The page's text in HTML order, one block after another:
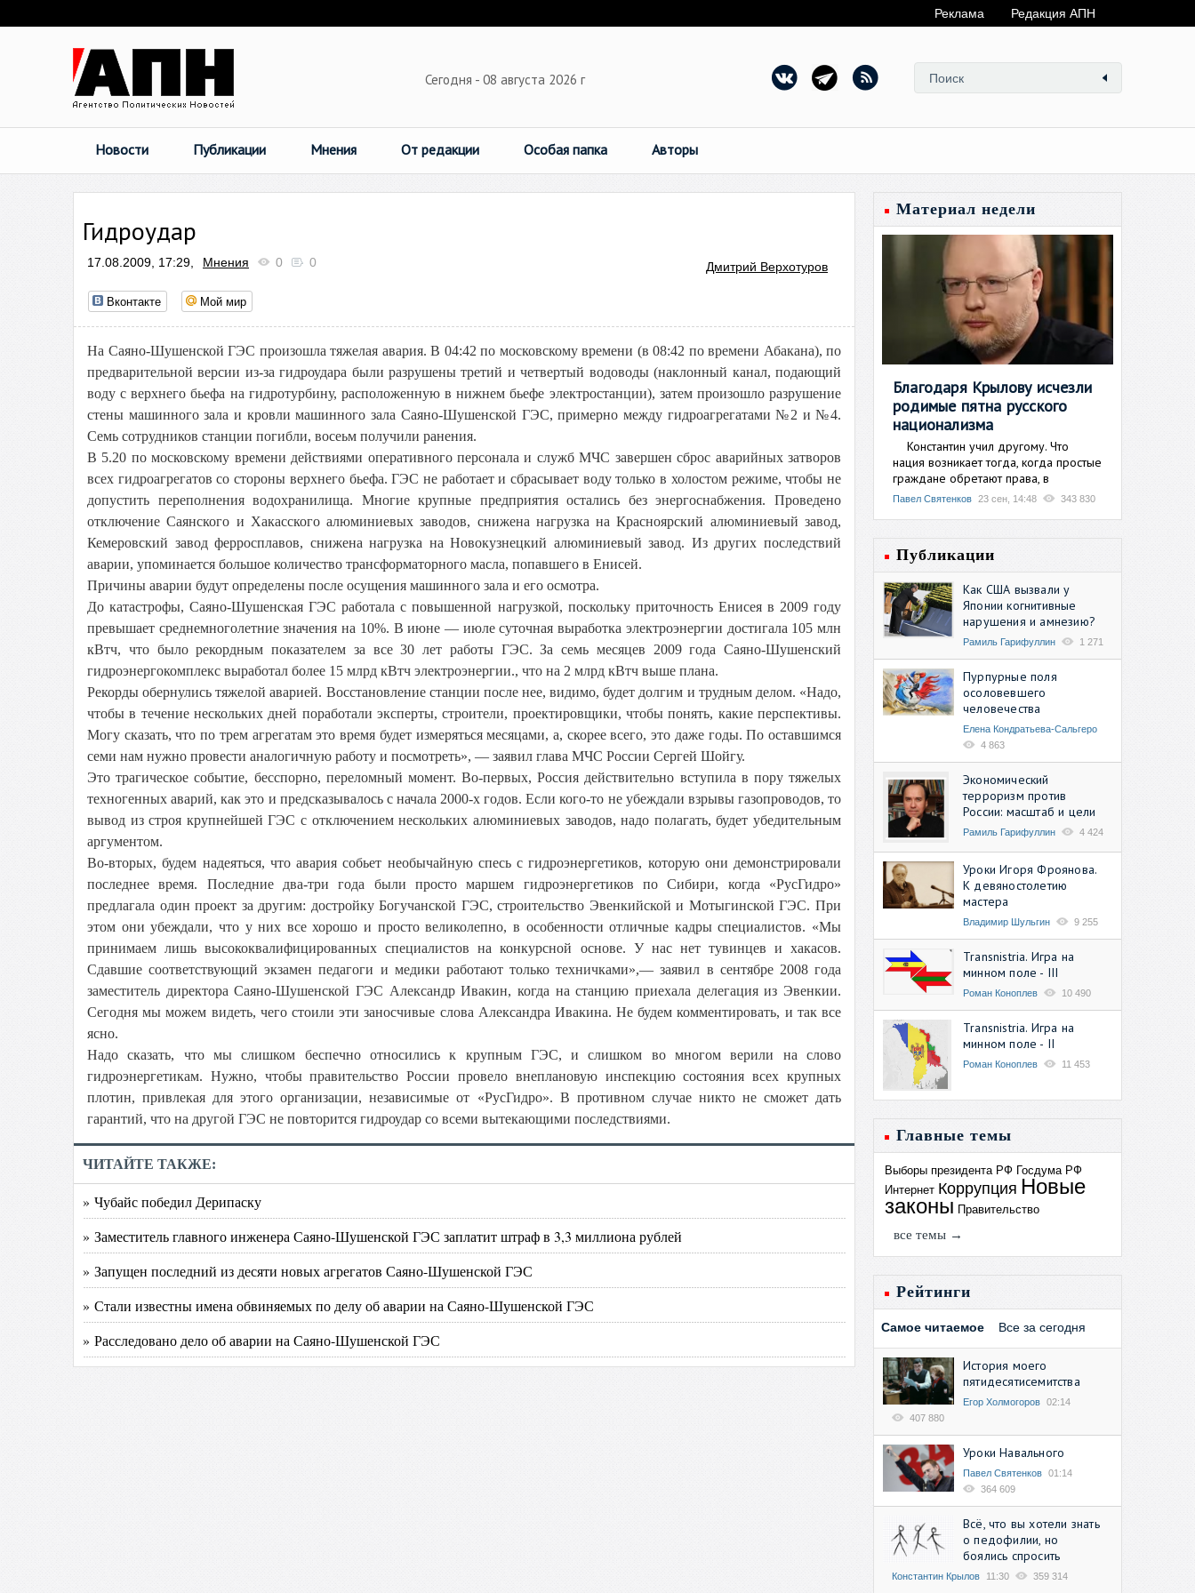
Реклама Редакция АПН
Сегодня - 08 августа 2026 г
Новости Публикации Мнения От редакции Особая папка Авторы
Гидроудар
17.08.2009, 17:29, Мнения 0 0 Дмитрий Верхотуров
Вконтакте Мой мир
На Саяно-Шушенской ГЭС произошла тяжелая авария. В 04:42 по московскому времени (в 08:42 по времени Абакана), по
предварительной версии из-за гидроудара были разрушены третий и четвертый водоводы (наклонный канал, подающий
воду с верхнего бьефа на гидротурбину, расположенную в нижнем бьефе электростанции), затем произошло разрушение
стены машинного зала и кровли машинного зала Саяно-Шушенской ГЭС, примерно между гидроагрегатами №2 и №4.
Семь сотрудников станции погибли, восеьм получили ранения.
В 5.20 по московскому времени действиями оперативного персонала и служб МЧС завершен сброс аварийных затворов
всех гидроагрегатов со стороны верхнего бьефа. ГЭС не работает и сбрасывает воду только в холостом режиме, чтобы не
допустить переполнения водохранилища. Многие крупные предприятия остались без энергоснабжения. Проведено
отключение Саянского и Хакасского алюминиевых заводов, снижена нагрузка на Красноярский алюминиевый завод,
Кемеровский завод ферросплавов, снижена нагрузка на Новокузнецкий алюминиевый завод. Из других последствий
аварии, упоминается большое количество трансформаторного масла, попавшего в Енисей.
Причины аварии будут определены после осущения машинного зала и его осмотра.
До катастрофы, Саяно-Шушенская ГЭС работала с повышенной нагрузкой, поскольку приточность Енисея в 2009 году
превышает среднемноголетние значения на 10%. В июне — июле суточная выработка электроэнергии достигала 105 млн
кВтч, что было рекордным показателем за все 30 лет работы ГЭС. За семь месяцев 2009 года Саяно-Шушенский
гидроэнергокомплекс выработал более 15 млрд кВтч электроэнергии., что на 2 млрд кВтч выше плана.
Рекорды обернулись тяжелой аварией. Восстановление станции после нее, видимо, будет долгим и трудным делом. «Надо,
чтобы в течение нескольких дней поработали эксперты, строители, проектировщики, чтобы понять, какие перспективы.
Могу сказать, что по трем агрегатам это время будет измеряться месяцами, а, скорее всего, это даже годы. По оставшимся
семи нам нужно провести аналогичную работу и посмотреть», — заявил глава МЧС России Сергей Шойгу.
Это трагическое событие, бесспорно, переломный момент. Во-первых, Россия действительно вступила в пору тяжелых
техногенных аварий, как это и предсказывалось с начала 2000-х годов. Если кого-то не убеждали взрывы газопроводов, то
вывод из строя крупнейшей ГЭС с отключением нескольких алюминиевых заводов, надо полагать, будет убедительным
аргументом.
Во-вторых, будем надеяться, что авария собьет необычайную спесь с гидроэнергетиков, которую они демонстрировали
последнее время. Последние два-три года были просто маршем гидроэнергетиков по Сибири, когда «РусГидро»
предлагала один проект за другим: достройку Богучанской ГЭС, строительство Эвенкийской и Мотыгинской ГЭС. При
этом они убеждали, что у них все хорошо и просто великолепно, в особенности отличные кадры специалистов. «Мы
принимаем лишь высококвалифицированных специалистов на конкурсной основе. У нас нет тувинцев и хакасов.
Сдавшие соответствующий экзамен педагоги и медики работают только техничками»,— заявил в сентябре 2008 года
заместитель директора Саяно-Шушенской ГЭС Александр Ивакин, когда на станцию приехала делегация из Эвенкии.
Сегодня мы можем видеть, чего стоили эти заносчивые слова Александра Ивакина. Не будем комментировать, и так все
ясно.
Надо сказать, что мы слишком беспечно относились к крупным ГЭС, и слишком во многом верили на слово
гидроэнергетикам. Нужно, чтобы правительство России провело внеплановую инспекцию состояния всех крупных
плотин, привлекая для этого организации, независимые от «РусГидро». В противном случае никто не сможет дать
гарантий, что на другой ГЭС не повторится гидроудар со всеми вытекающими последствиями.
ЧИТАЙТЕ ТАКЖЕ:
» Чубайс победил Дерипаску
» Заместитель главного инженера Саяно-Шушенской ГЭС заплатит штраф в 3,3 миллиона рублей
» Запущен последний из десяти новых агрегатов Саяно-Шушенской ГЭС
» Стали известны имена обвиняемых по делу об аварии на Саяно-Шушенской ГЭС
» Расследовано дело об аварии на Саяно-Шушенской ГЭС
Материал недели
Благодаря Крылову исчезли
родимые пятна русского
национализма
Константин учил другому. Что
нация возникает тогда, когда простые
граждане обретают права, в
Павел Святенков 23 сен, 14:48 343 830
Публикации
Как США вызвали у
Японии когнитивные
нарушения и амнезию?
Рамиль Гарифуллин 1 271
Пурпурные поля
осоловевшего
человечества
Елена Кондратьева-Сальгеро
4 863
Экономический
терроризм против
России: масштаб и цели
Рамиль Гарифуллин 4 424
Уроки Игоря Фроянова.
К девяностолетию
мастера
Владимир Шульгин 9 255
Transnistria. Игра на
минном поле - III
Роман Коноплев 10 490
Transnistria. Игра на
минном поле - II
Роман Коноплев 11 453
Главные темы
Выборы президента РФ Госдума РФ
Интернет Коррупция Новые
законы Правительство
все темы →
Рейтинги
Самое читаемое Все за сегодня
История моего
пятидесятисемитства
Егор Холмогоров 02:14
407 880
Уроки Навального
Павел Святенков 01:14
364 609
Всё, что вы хотели знать
о педофилии, но
боялись спросить
Константин Крылов 11:30 359 314